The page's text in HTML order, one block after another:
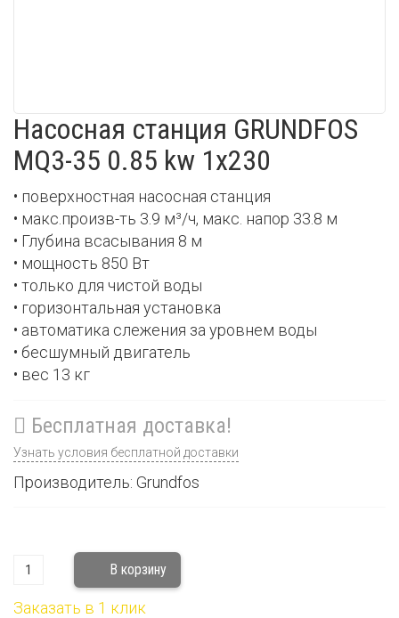
Насосная станция GRUNDFOS
MQ3-35 0.85 kw 1х230
• поверхностная насосная станция
• макс.произв-ть 3.9 м³/ч, макс. напор 33.8 м
• Глубина всасывания 8 м
• мощность 850 Вт
• только для чистой воды
• горизонтальная установка
• автоматика слежения за уровнем воды
• бесшумный двигатель
• вес 13 кг
Бесплатная доставка!
Узнать условия бесплатной доставки
Производитель: Grundfos
Заказать в 1 клик